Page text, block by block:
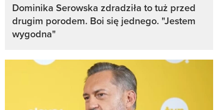
Dominika Serowska zdradziła to tuż przed
drugim porodem. Boi się jednego. "Jestem
wygodna"